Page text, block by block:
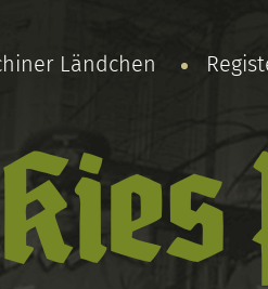
Ländchen
Kies